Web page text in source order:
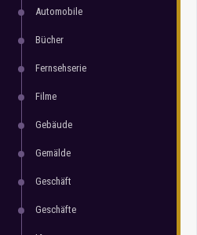
Automobile
Bücher
Fernsehserie
Filme
Gebäude
Gemälde
Geschäft
Geschäfte